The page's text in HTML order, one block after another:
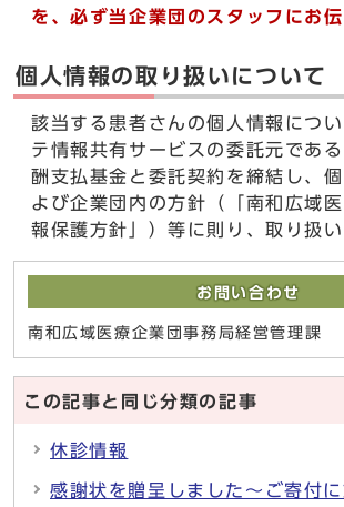
を、必ず当企業団のスタッフにお伝
個人情報の取り扱いについて
該当する患者さんの個人情報につ
テ情報共有サービスの委託元であ
酬支払基金と委託契約を締結し、
よび企業団内の方針（「南和広域
報保護方針」）等に則り、取り扱い
お問い合わせ
南和広域医療企業団事務局経営管理課
この記事と同じ分類の記事
休診情報
感謝状を贈呈しました～ご寄付